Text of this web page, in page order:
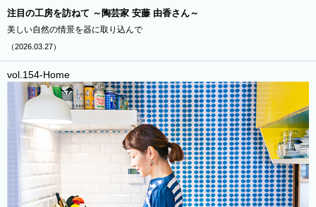
注目の工房を訪ねて ～陶芸家 安藤 由香さん～
美しい自然の情景を器に取り込んで
（2026.03.27）
vol.154-Home